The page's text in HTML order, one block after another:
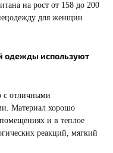
на рост от 158 до 200
для женщин
одежды используют
с отличными
Материал хорошо
и в теплое
реакций, мягкий